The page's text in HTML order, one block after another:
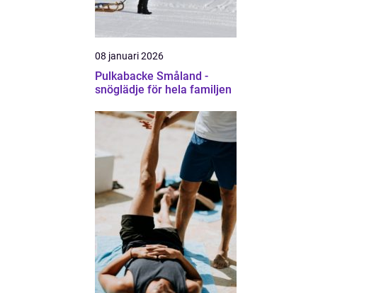
08 januari 2026
Pulkabacke Småland -
snöglädje för hela familjen